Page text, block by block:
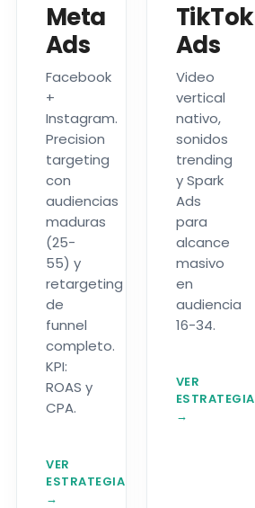
Meta
Ads
Facebook
+
Instagram.
Precision
targeting
con
audiencias
maduras
(25-
55) y
retargeting
de
funnel
completo.
KPI:
ROAS y
CPA.
VER
ESTRATEGIA
→
TikTok
Ads
Video
vertical
nativo,
sonidos
trending
y Spark
Ads
para
alcance
masivo
en
audiencia
16-34.
VER
ESTRATEGIA
→